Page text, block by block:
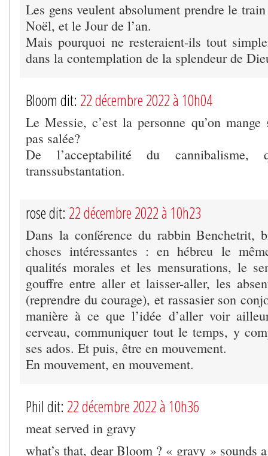
Les gens veulent absolument prendre le
Noël, et le Jour de l’an.
Mais pourquoi ne resteraient-ils tout
dans la contemplation de la splendeur de
Bloom dit: 22 décembre 2022 à 10h04
Le Messie, c’est la personne qu’on
pas salée?
De l’acceptabilité du cannibalisme,
transsubstantation.
rose dit: 22 décembre 2022 à 10h23
Dans la conférence du rabbin Benchetrit,
choses intéressantes : en hébreu le
qualités morales et les mensurations, le
gouffre entre aller et laisser-aller, les
(reprendre du courage), et rassasier son
manière à ce que l’idée d’aller voir
cerveau, communiquer tout le temps, y
ses ados. Et puis, être en mouvement.
En mouvement, en mouvement.
Phil dit: 22 décembre 2022 à 10h36
meat served in gravy
what’s that, dear Bloom ? « gravy » sounds